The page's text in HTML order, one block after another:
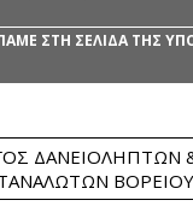
ΣΤΗ ΣΕΛΙΔΑ ΤΗΣ
ΔΑΝΕΙΟΛΗΠΤΏΝ